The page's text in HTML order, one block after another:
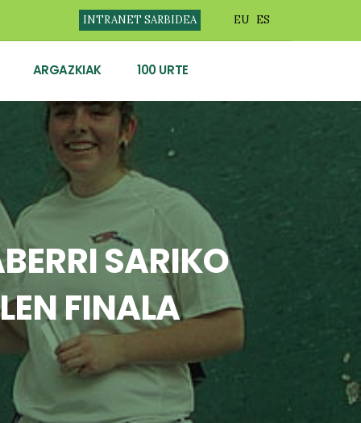
INTRANET SARBIDEA EU ES
ARGAZKIAK 100 URTE
SARIKO
FINALA